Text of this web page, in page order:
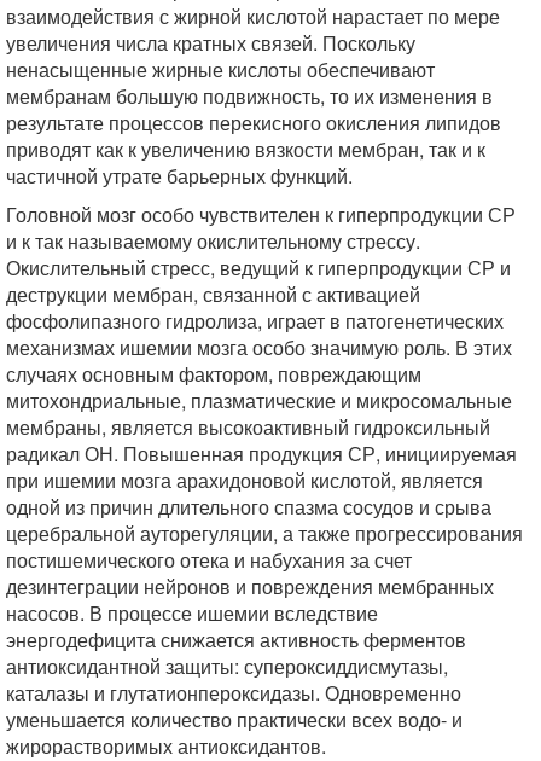
взаимодействия с жирной кислотой нарастает по мере
увеличения числа кратных связей. Поскольку
ненасыщенные жирные кислоты обеспечивают
мембранам большую подвижность, то их изменения в
результате процессов перекисного окисления липидов
приводят как к увеличению вязкости мембран, так и к
частичной утрате барьерных функций.
Головной мозг особо чувствителен к гиперпродукции СР
и к так называемому окислительному стрессу.
Окислительный стресс, ведущий к гиперпродукции СР и
деструкции мембран, связанной с активацией
фосфолипазного гидролиза, играет в патогенетических
механизмах ишемии мозга особо значимую роль. В этих
случаях основным фактором, повреждающим
митохондриальные, плазматические и микросомальные
мембраны, является высокоактивный гидроксильный
радикал ОН. Повышенная продукция СР, инициируемая
при ишемии мозга арахидоновой кислотой, является
одной из причин длительного спазма сосудов и срыва
церебральной ауторегуляции, а также прогрессирования
постишемического отека и набухания за счет
дезинтеграции нейронов и повреждения мембранных
насосов. В процессе ишемии вследствие
энергодефицита снижается активность ферментов
антиоксидантной защиты: супероксиддисмутазы,
каталазы и глутатионпероксидазы. Одновременно
уменьшается количество практически всех водо- и
жирорастворимых антиоксидантов.